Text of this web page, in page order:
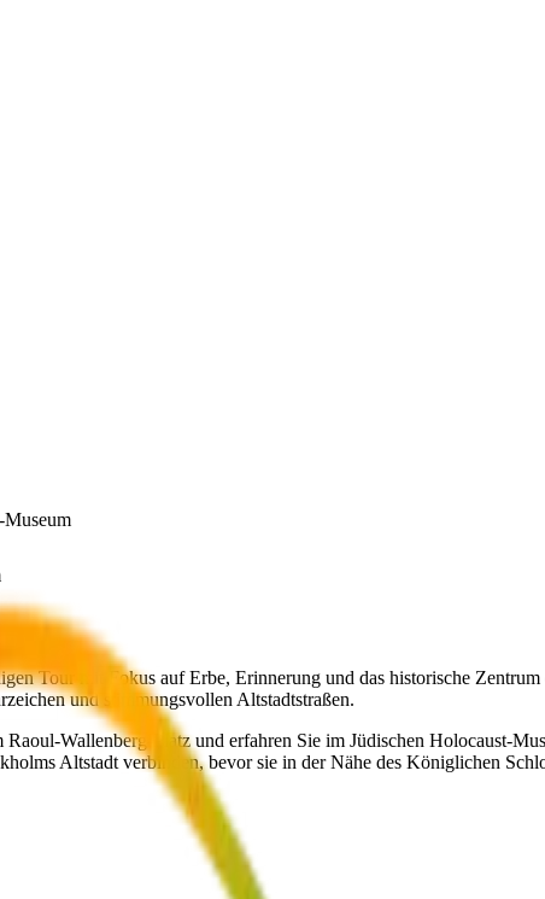
Museum
Tour mit Fokus auf Erbe, Erinnerung und das historische
und stimmungsvollen Altstadtstraßen.
Wallenberg-Platz und erfahren Sie im Jüdischen Holocaust-
Altstadt verbinden, bevor sie in der Nähe des Königlichen